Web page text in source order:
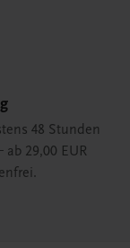
48 Stunden
29,00 EUR